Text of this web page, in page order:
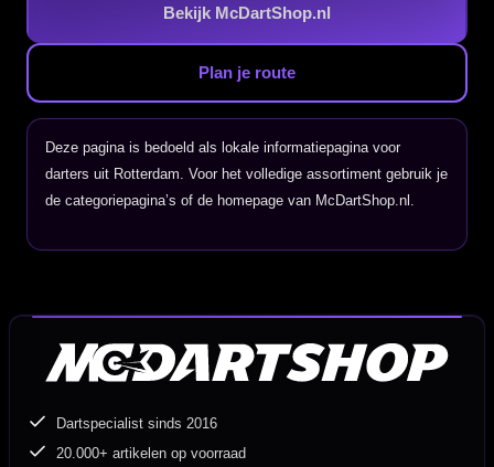
Bekijk McDartShop.nl
Plan je route
Deze pagina is bedoeld als lokale informatiepagina voor
darters uit Rotterdam. Voor het volledige assortiment gebruik je
de categoriepagina’s of de homepage van McDartShop.nl.
Dartspecialist sinds 2016
20.000+ artikelen op voorraad